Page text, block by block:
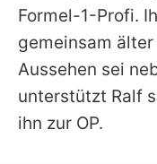
Formel-1-Profi.
gemeinsam
Aussehen sei
unterstützt Ralf
ihn zur OP.